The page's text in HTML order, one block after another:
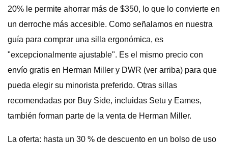
20% le permite ahorrar más de $350, lo que lo convierte en
un derroche más accesible. Como señalamos en nuestra
guía para comprar una silla ergonómica, es
"excepcionalmente ajustable". Es el mismo precio con
envío gratis en Herman Miller y DWR (ver arriba) para que
pueda elegir su minorista preferido. Otras sillas
recomendadas por Buy Side, incluidas Setu y Eames,
también forman parte de la venta de Herman Miller.
La oferta: hasta un 30 % de descuento en un bolso de uso